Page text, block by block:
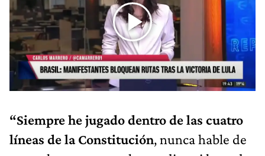
“Siempre he jugado dentro de las cuatro
líneas de la Constitución, nunca hable de